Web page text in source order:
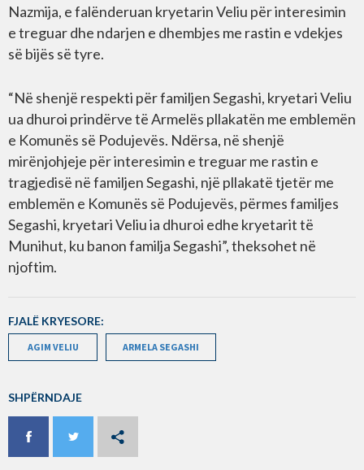
Nazmija, e falënderuan kryetarin Veliu për interesimin
e treguar dhe ndarjen e dhembjes me rastin e vdekjes
së bijës së tyre.
“Në shenjë respekti për familjen Segashi, kryetari Veliu
ua dhuroi prindërve të Armelës pllakatën me emblemën
e Komunës së Podujevës. Ndërsa, në shenjë
mirënjohjeje për interesimin e treguar me rastin e
tragjedisë në familjen Segashi, një pllakatë tjetër me
emblemën e Komunës së Podujevës, përmes familjes
Segashi, kryetari Veliu ia dhuroi edhe kryetarit të
Munihut, ku banon familja Segashi”, theksohet në
njoftim.
FJALË KRYESORE:
AGIM VELIU ARMELA SEGASHI
SHPËRNDAJE